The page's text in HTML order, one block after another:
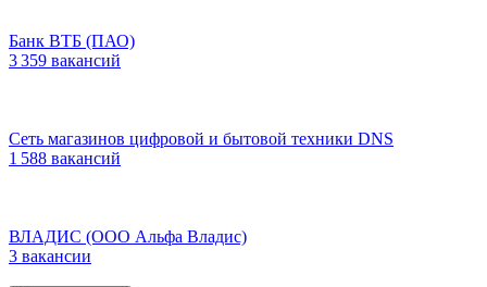
Банк ВТБ (ПАО)
3 359 вакансий
Сеть магазинов цифровой и бытовой техники DNS
1 588 вакансий
ВЛАДИС (ООО Альфа Владис)
3 вакансии